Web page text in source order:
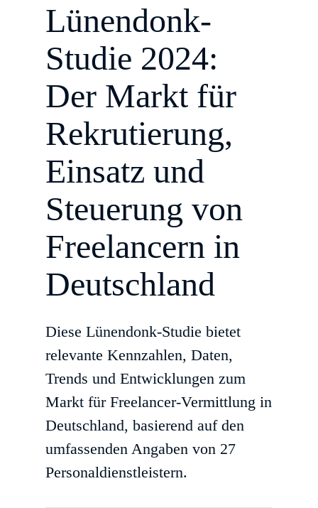
Lünendonk-
Studie 2024:
Der Markt für
Rekrutierung,
Einsatz und
Steuerung von
Freelancern in
Deutschland
Diese Lünendonk-Studie bietet
relevante Kennzahlen, Daten,
Trends und Entwicklungen zum
Markt für Freelancer-Vermittlung in
Deutschland, basierend auf den
umfassenden Angaben von 27
Personaldienstleistern.